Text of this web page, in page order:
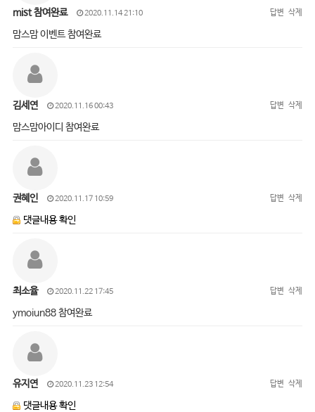
mist 참여완료 2020.11.14 21:10 답변 삭제
맘스맘 이벤트 참여완료
김세연 2020.11.16 00:43 답변 삭제
맘스맘아이디 참여완료
권혜인 2020.11.17 10:59 답변 삭제
댓글내용 확인
최소율 2020.11.22 17:45 답변 삭제
ymoiun88 참여완료
유지연 2020.11.23 12:54 답변 삭제
댓글내용 확인